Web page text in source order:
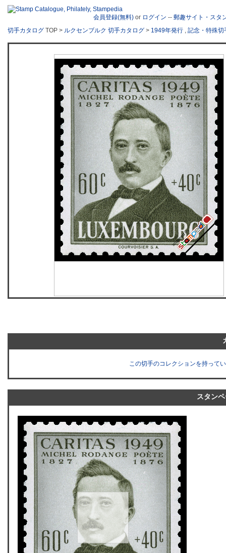
会員登録(無料) or ログイン -- 郵趣サイト・スタ
切手カタログ TOP > ルクセンブルク 切手カタログ > 1949年発行 , 記念・特殊切
この切手のコレクションを持って
スタン